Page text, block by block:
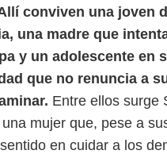
conviven una joven
una madre que
y un adolescente en
que no renuncia a
Entre ellos surge
mujer que, pese a
en cuidar a los
Cortesía